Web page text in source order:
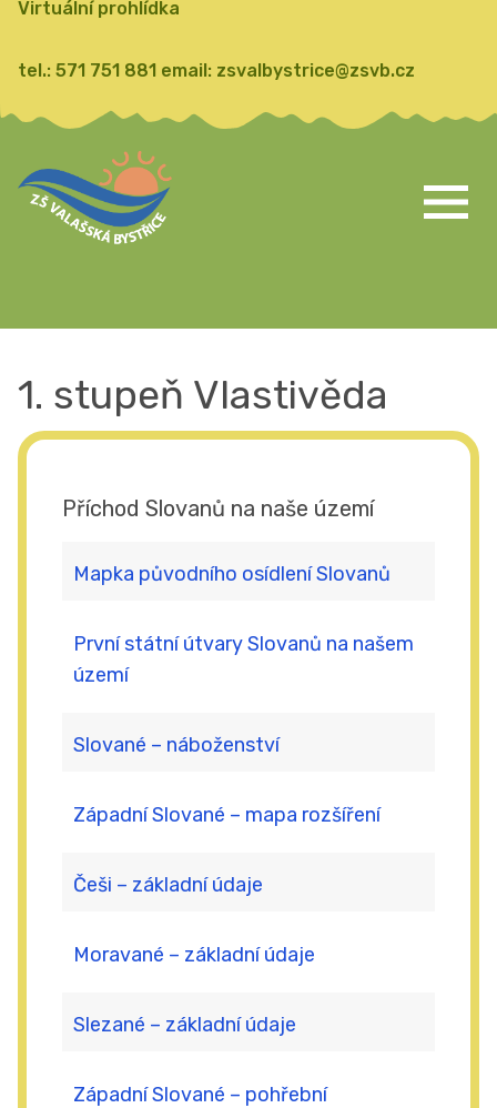
Virtuální prohlídka
tel.: 571 751 881 email: zsvalbystrice@zsvb.cz
1. stupeň Vlastivěda
Příchod Slovanů na naše území
Mapka původního osídlení Slovanů
První státní útvary Slovanů na našem
území
Slované – náboženství
Západní Slované – mapa rozšíření
Češi – základní údaje
Moravané – základní údaje
Slezané – základní údaje
Západní Slované – pohřební